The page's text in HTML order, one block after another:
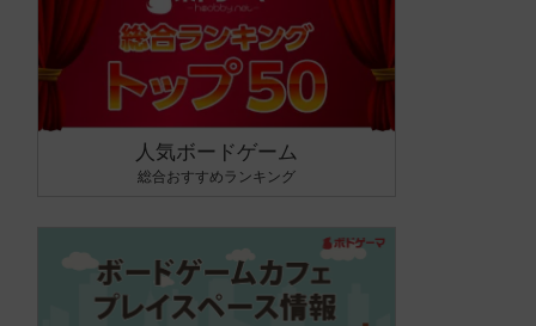
人気ボードゲーム
総合おすすめランキング